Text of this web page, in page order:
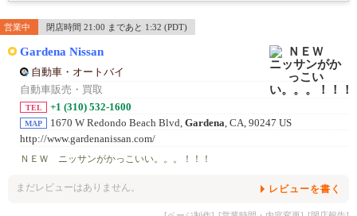
営業中 閉店時間 21:00 まであと 1:32 (PDT)
Gardena Nissan
自動車・オートバイ
自動車販売・買取
TEL +1 (310) 532-1600
MAP 1670 W Redondo Beach Blvd, Gardena, CA, 90247 US
http://www.gardenanissan.com/
ＮＥＷ ニッサンがかっこいい。。。！！！
まだレビューはありません。 レビューを書く